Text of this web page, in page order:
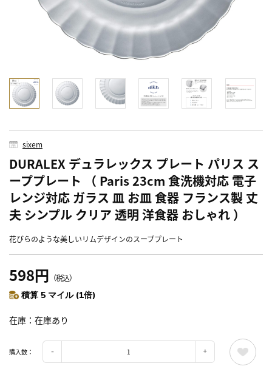
sixem
DURALEX デュラレックス プレート パリス ス
ーププレート （ Paris 23cm 食洗機対応 電子
レンジ対応 ガラス 皿 お皿 食器 フランス製 丈
夫 シンプル クリア 透明 洋食器 おしゃれ ）
花びらのような美しいリムデザインのスーププレート
598円 （税込）
積算 5 マイル (1倍)
在庫 在庫あり
購入数：